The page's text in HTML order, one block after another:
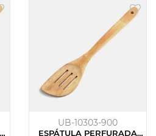
UB-10303-900
ESPÁTULA PERFURADA